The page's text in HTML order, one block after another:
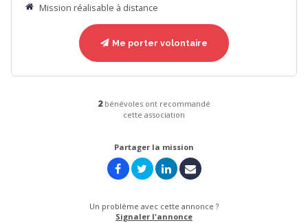
Mission réalisable à distance
Me porter volontaire
2bénévoles ont recommandé
cette association
Partager la mission
Un problème avec cette annonce ?
Signaler l'annonce